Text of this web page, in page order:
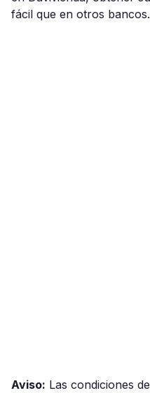
fácil que en otros bancos.
Aviso: Las condiciones